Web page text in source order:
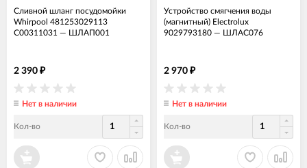
Сливной шланг посудомойки
Whirpool 481253029113
C00311031 — ШЛАП001
2 390 ₽
Нет в наличии
Кол-во
Устройство смягчения воды
(магнитный) Electrolux
9029793180 — ШЛАС076
2 970 ₽
Нет в наличии
Кол-во